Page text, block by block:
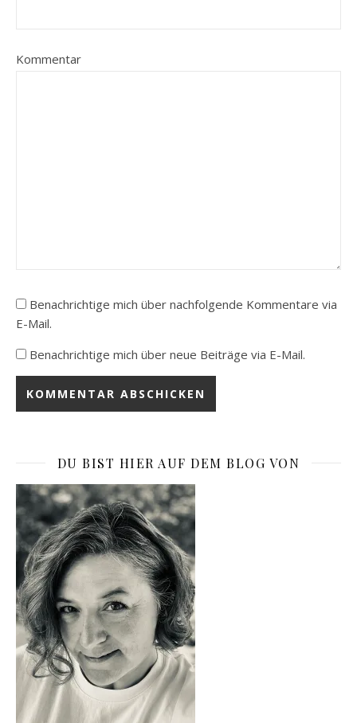
Kommentar
Benachrichtige mich über nachfolgende Kommentare via
E-Mail.
Benachrichtige mich über neue Beiträge via E-Mail.
DU BIST HIER AUF DEM BLOG VON